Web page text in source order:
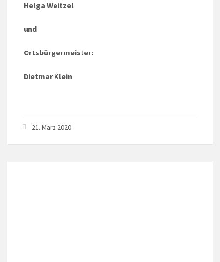
Helga Weitzel
und
Ortsbürgermeister:
Dietmar Klein
21. März 2020